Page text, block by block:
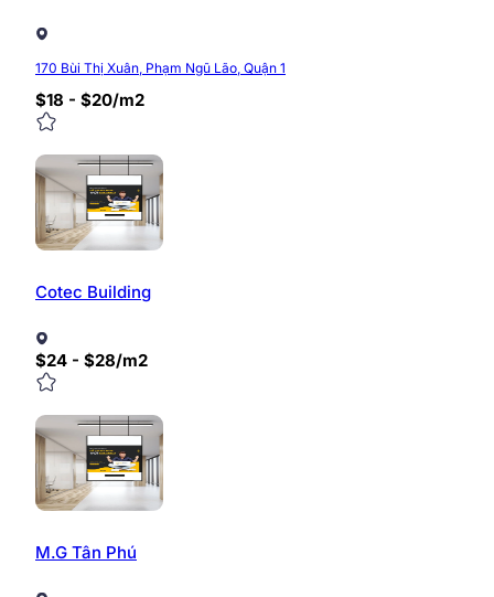
170 Bùi Thị Xuân, Phạm Ngũ Lão, Quận 1
$18 - $20/m2
Cotec Building
$24 - $28/m2
M.G Tân Phú